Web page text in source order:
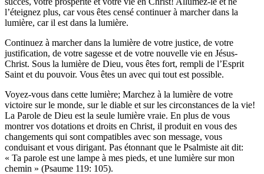
l’éteignez plus, car vous êtes censé continuer à marcher dans la
lumière, car il est dans la lumière.
Continuez à marcher dans la lumière de votre justice, de votre
justification, de votre sagesse et de votre nouvelle vie en Jésus-
Christ. Sous la lumière de Dieu, vous êtes fort, rempli de l’Esprit
Saint et du pouvoir. Vous êtes un avec qui tout est possible.
Voyez-vous dans cette lumière; Marchez à la lumière de votre
victoire sur le monde, sur le diable et sur les circonstances de la vie!
La Parole de Dieu est la seule lumière vraie. En plus de vous
montrer vos dotations et droits en Christ, il produit en vous des
changements qui sont compatibles avec son message, vous
conduisant et vous dirigant. Pas étonnant que le Psalmiste ait dit:
« Ta parole est une lampe à mes pieds, et une lumière sur mon
chemin » (Psaume 119: 105).